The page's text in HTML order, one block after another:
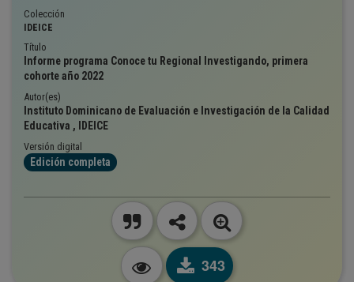
Colección
IDEICE
Título
Informe programa Conoce tu Regional Investigando, primera
cohorte año 2022
Autor(es)
Instituto Dominicano de Evaluación e Investigación de la Calidad
Educativa , IDEICE
Versión digital
Edición completa
343